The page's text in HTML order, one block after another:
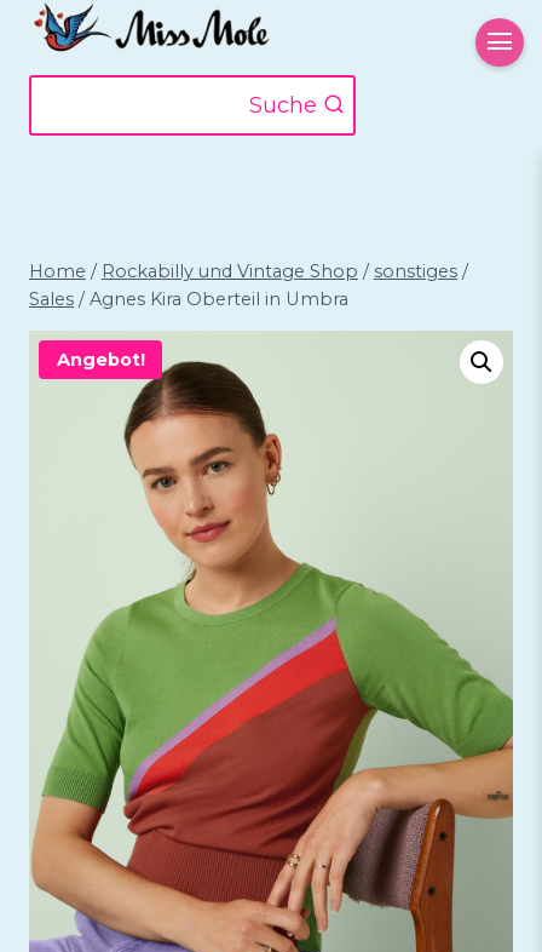
Zum
Inhalt
springen
Suche
Home / Rockabilly und Vintage Shop / sonstiges /
Sales / Agnes Kira Oberteil in Umbra
Angebot!